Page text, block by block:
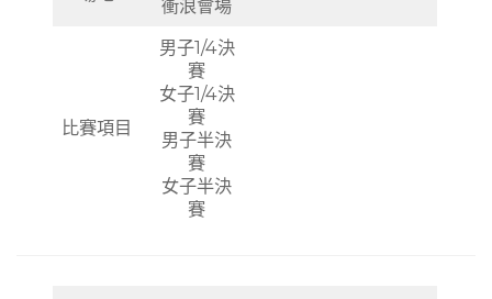
衝浪會場
比賽項目
男子1/4決
賽
女子1/4決
賽
男子半決
賽
女子半決
賽